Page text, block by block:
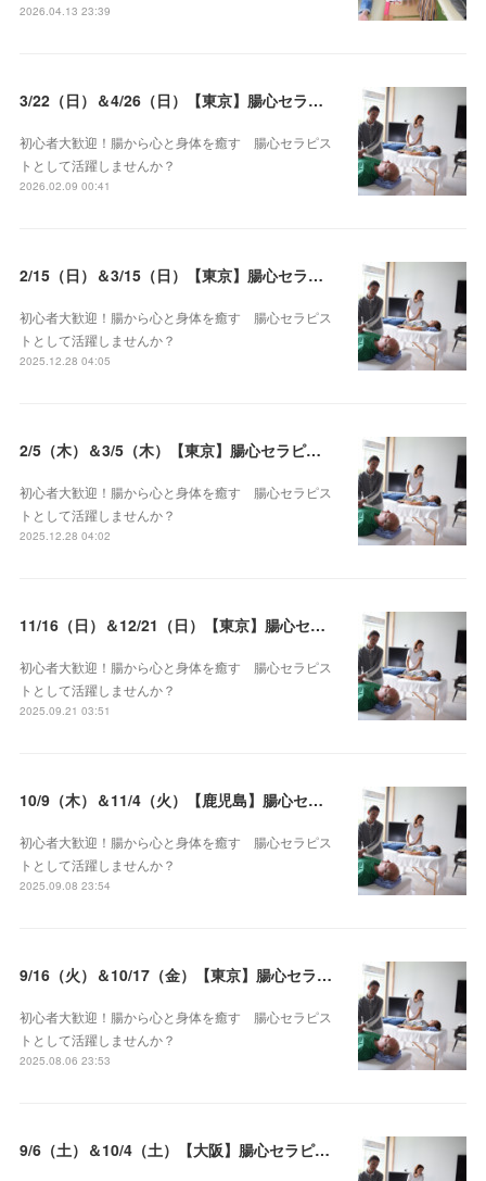
2026.04.13 23:39
3/22（日）＆4/26（日）【東京】腸心セラピスト養成コース《２日間コース》開講決定
初心者大歓迎！腸から心と身体を癒す 腸心セラピス
トとして活躍しませんか？
2026.02.09 00:41
2/15（日）＆3/15（日）【東京】腸心セラピスト養成コース《２日間コース》開講決定
初心者大歓迎！腸から心と身体を癒す 腸心セラピス
トとして活躍しませんか？
2025.12.28 04:05
2/5（木）＆3/5（木）【東京】腸心セラピスト養成コース《２日間コース》開講決定
初心者大歓迎！腸から心と身体を癒す 腸心セラピス
トとして活躍しませんか？
2025.12.28 04:02
11/16（日）＆12/21（日）【東京】腸心セラピスト養成コース《２日間コース》開講決定
初心者大歓迎！腸から心と身体を癒す 腸心セラピス
トとして活躍しませんか？
2025.09.21 03:51
10/9（木）＆11/4（火）【鹿児島】腸心セラピスト養成コース《２日間コース》開講決定
初心者大歓迎！腸から心と身体を癒す 腸心セラピス
トとして活躍しませんか？
2025.09.08 23:54
9/16（火）＆10/17（金）【東京】腸心セラピスト養成コース《２日間コース》開講決定
初心者大歓迎！腸から心と身体を癒す 腸心セラピス
トとして活躍しませんか？
2025.08.06 23:53
9/6（土）＆10/4（土）【大阪】腸心セラピスト養成コース《２日間コース》開講決定